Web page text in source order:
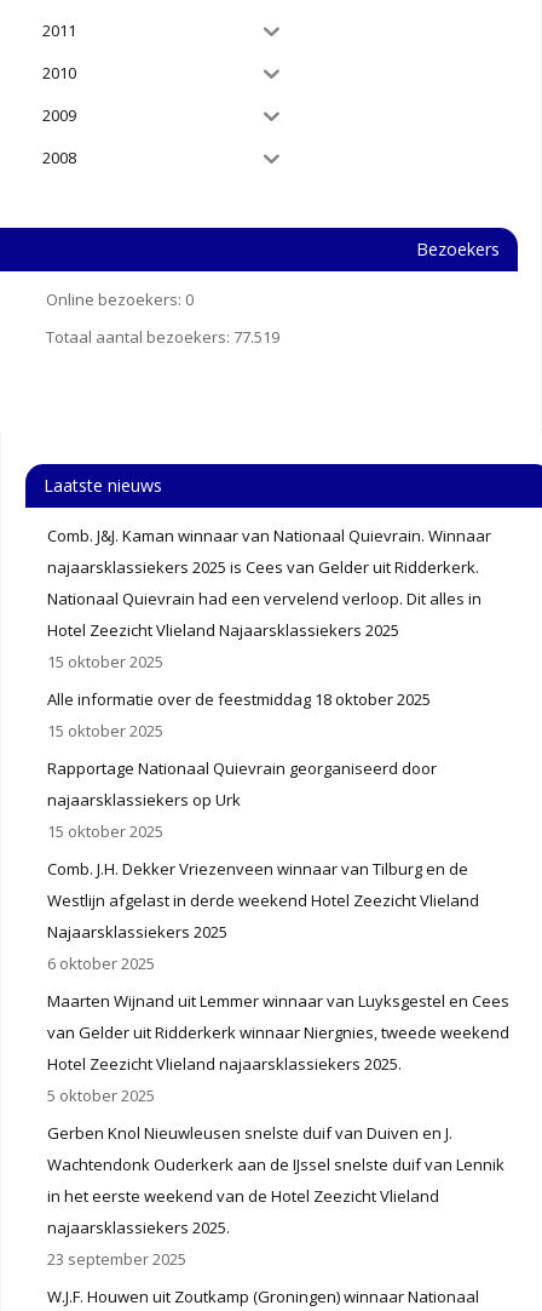
2011
2010
2009
2008
Bezoekers
Online bezoekers: 0
Totaal aantal bezoekers: 77.519
Laatste nieuws
Comb. J&J. Kaman winnaar van Nationaal Quievrain. Winnaar
najaarsklassiekers 2025 is Cees van Gelder uit Ridderkerk.
Nationaal Quievrain had een vervelend verloop. Dit alles in
Hotel Zeezicht Vlieland Najaarsklassiekers 2025
15 oktober 2025
Alle informatie over de feestmiddag 18 oktober 2025
15 oktober 2025
Rapportage Nationaal Quievrain georganiseerd door
najaarsklassiekers op Urk
15 oktober 2025
Comb. J.H. Dekker Vriezenveen winnaar van Tilburg en de
Westlijn afgelast in derde weekend Hotel Zeezicht Vlieland
Najaarsklassiekers 2025
6 oktober 2025
Maarten Wijnand uit Lemmer winnaar van Luyksgestel en Cees
van Gelder uit Ridderkerk winnaar Niergnies, tweede weekend
Hotel Zeezicht Vlieland najaarsklassiekers 2025.
5 oktober 2025
Gerben Knol Nieuwleusen snelste duif van Duiven en J.
Wachtendonk Ouderkerk aan de IJssel snelste duif van Lennik
in het eerste weekend van de Hotel Zeezicht Vlieland
najaarsklassiekers 2025.
23 september 2025
W.J.F. Houwen uit Zoutkamp (Groningen) winnaar Nationaal